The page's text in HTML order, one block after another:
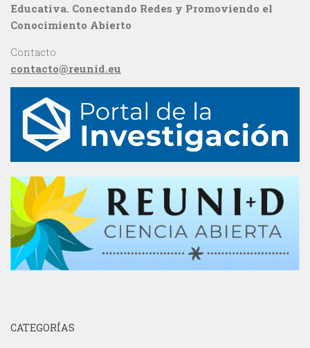
Educativa. Conectando Redes y Promoviendo el
Conocimiento Abierto
Contacto
contacto@reunid.eu
CATEGORÍAS